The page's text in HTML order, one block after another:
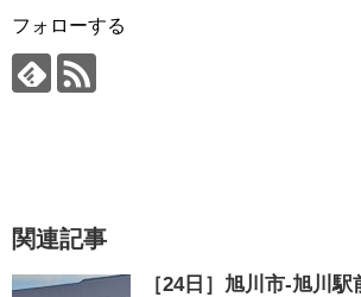
フォローする
関連記事
［24日］旭川市-旭川駅